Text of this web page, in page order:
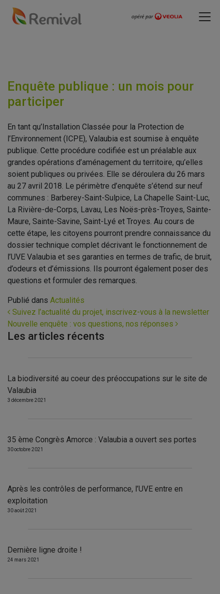
Enquête publique : un mois pour
participer
En tant qu’Installation Classée pour la Protection de
l’Environnement (ICPE), Valaubia est soumise à enquête
publique. Cette procédure codifiée est un préalable aux
grandes opérations d’aménagement du territoire, qu’elles
soient publiques ou privées. Elle se déroulera du 26 mars
au 27 avril 2018. Le périmètre d’enquête s’étend sur neuf
communes : Barberey-Saint-Sulpice, La Chapelle Saint-Luc,
La Rivière-de-Corps, Lavau, Les Noës-près-Troyes, Sainte-
Maure, Sainte-Savine, Saint-Lyé et Troyes. Au cours de
cette étape, les citoyens pourront prendre connaissance du
dossier technique complet décrivant le fonctionnement de
l’UVE Valaubia et ses garanties en termes de trafic, de bruit,
d’odeurs et d’émissions. Ils pourront également poser des
questions et formuler des remarques.
Publié dans Actualités
Navigation
Suivez l’actualité du projet, inscrivez-vous à la newsletter
Nouvelle enquête : vos questions, nos réponses
Les articles récents
La biodiversité au coeur des préoccupations sur le site de
Valaubia
3 décembre 2021
35 ème Congrès Amorce : Valaubia a ouvert ses portes
30 octobre 2021
Après les contrôles de performance, l’UVE entre en
exploitation
30 août 2021
Dernière ligne droite !
24 mars 2021